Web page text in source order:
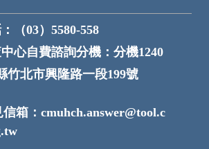
（03）5580-558
心自費諮詢分機： 分機1240
竹北市興隆路一段199號
箱： cmuhch.answer@tool.c